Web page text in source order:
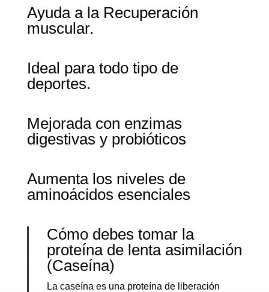
Ayuda a la Recuperación
muscular.
Ideal para todo tipo de
deportes.
Mejorada con enzimas
digestivas y probióticos
Aumenta los niveles de
aminoácidos esenciales
Cómo debes tomar la
proteína de lenta asimilación
(Caseína)
La caseína es una proteína de liberación